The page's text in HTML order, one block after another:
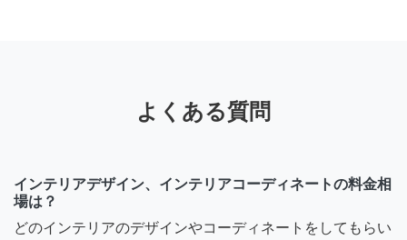
よくある質問
インテリアデザイン、インテリアコーディネートの料金相
場は？
どのインテリアのデザインやコーディネートをしてもらい